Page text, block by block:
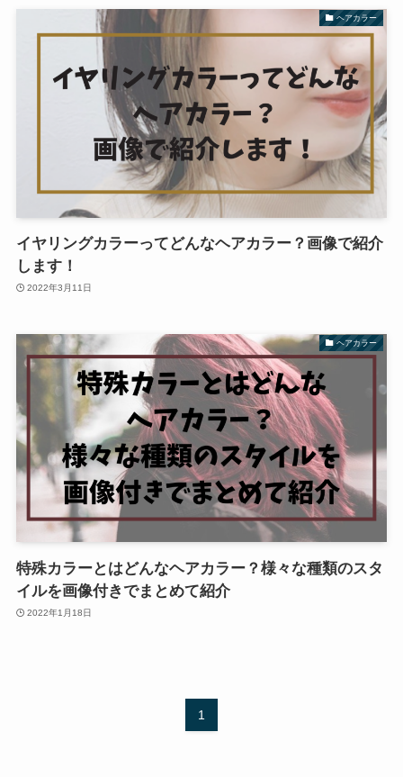
ヘアカラー
イヤリングカラーってどんなヘアカラー？画像で紹介
します！
2022年3月11日
ヘアカラー
特殊カラーとはどんなヘアカラー？様々な種類のスタ
イルを画像付きでまとめて紹介
2022年1月18日
1